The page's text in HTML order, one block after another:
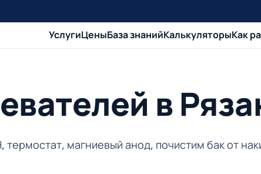
УслугиЦеныБаза знанийКалькуляторыКак
в
магниевый анод, почистим бак от